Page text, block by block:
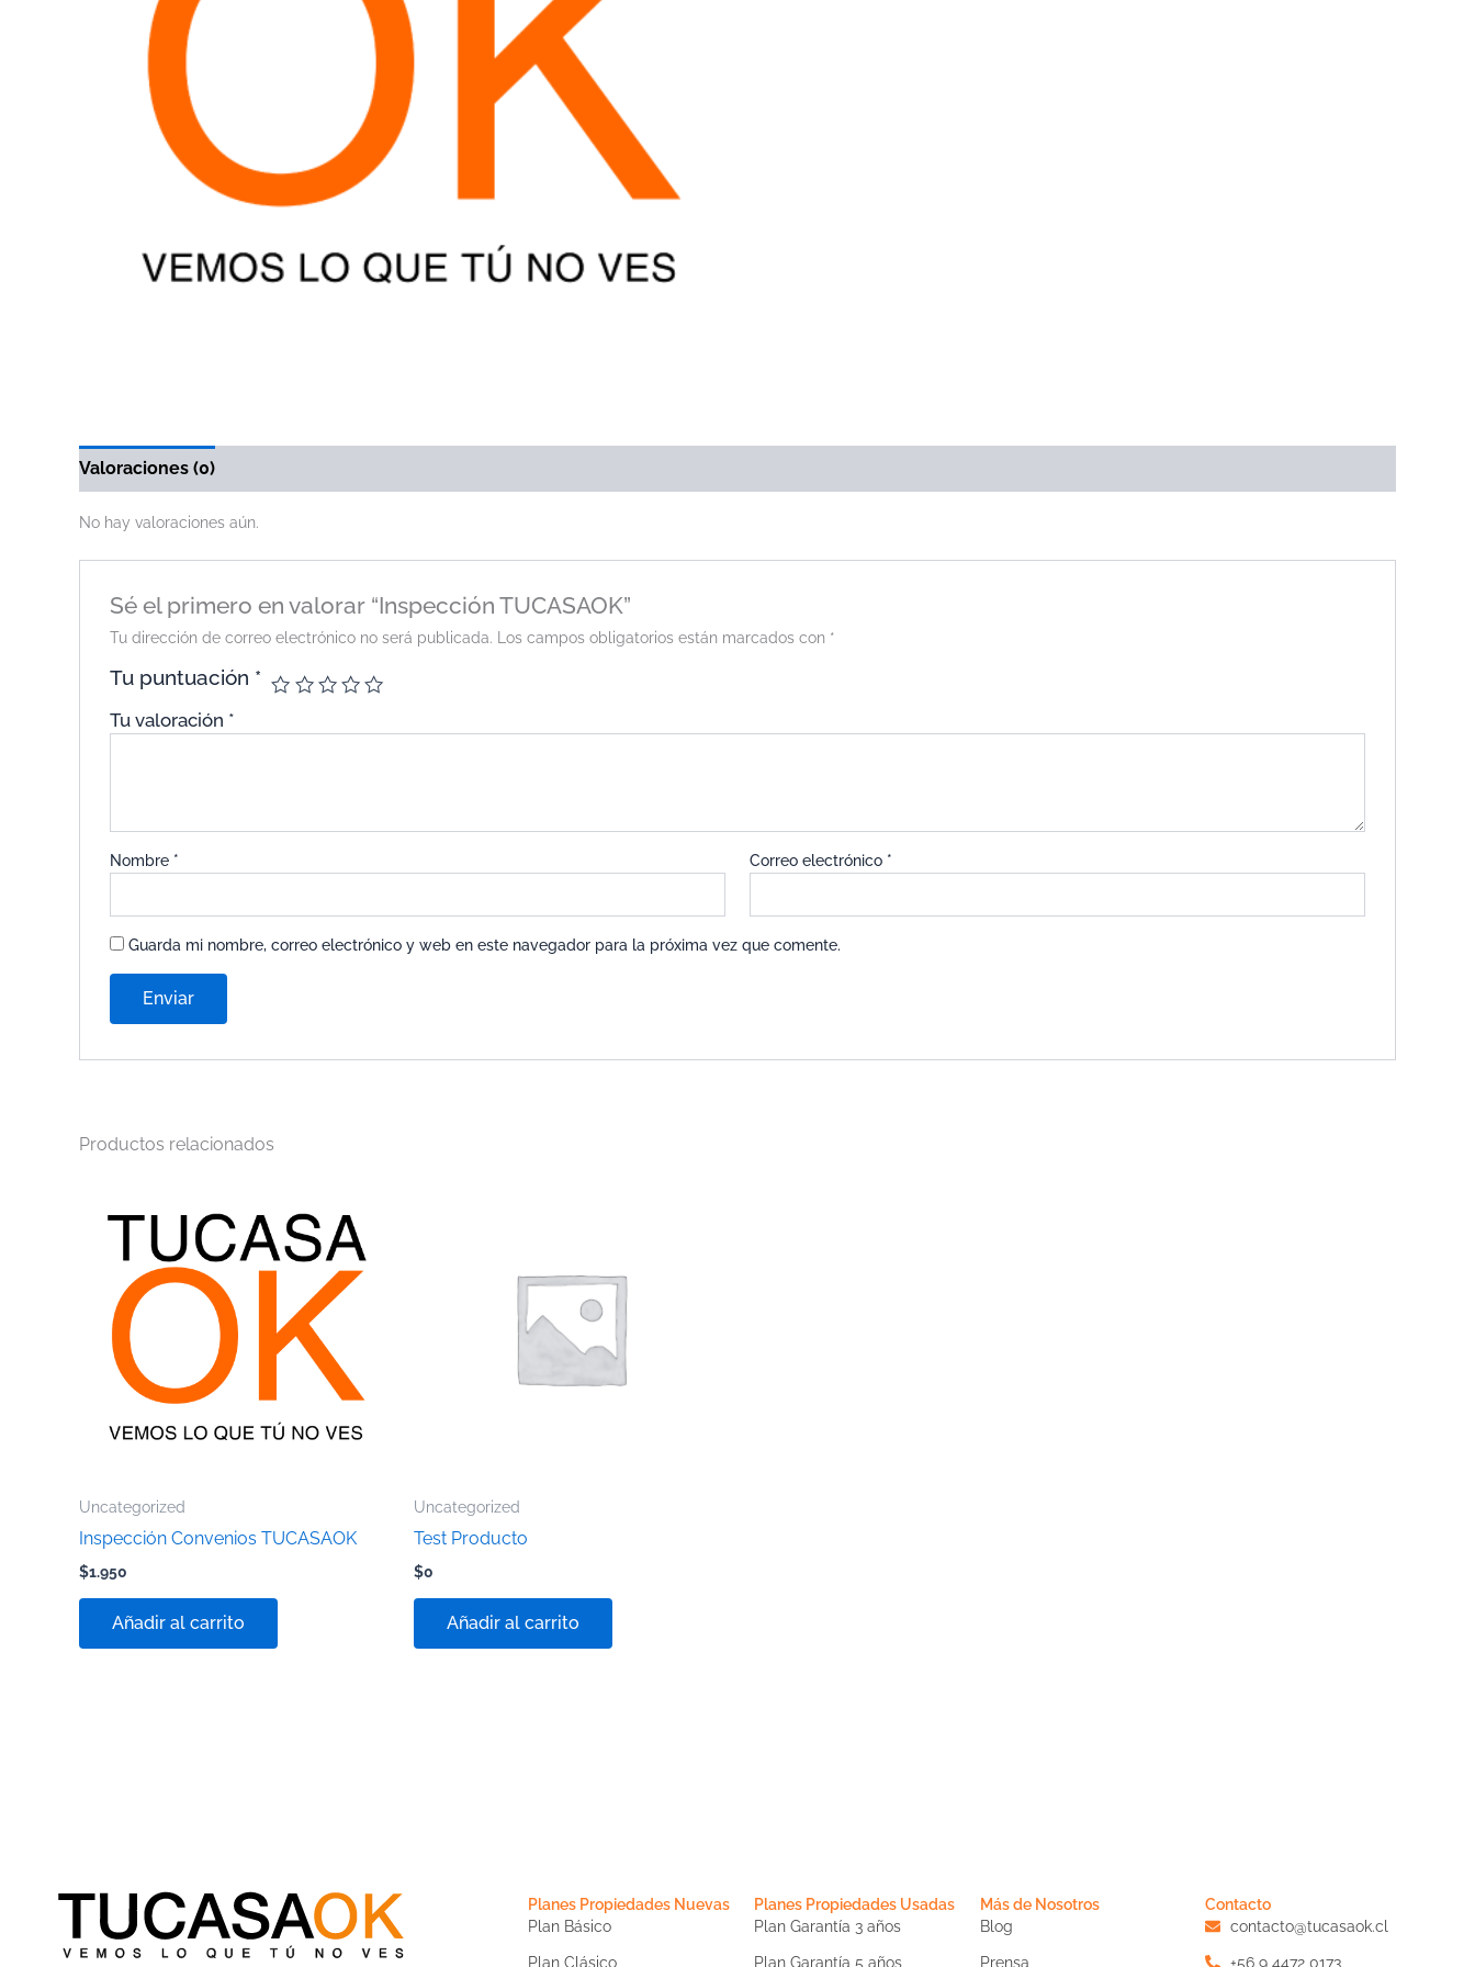
Valoraciones (0)
No hay valoraciones aún.
Sé el primero en valorar “Inspección TUCASAOK”
Tu dirección de correo electrónico no será publicada. Los campos obligatorios están marcados con *
Tu puntuación *
Tu valoración *
Nombre * Correo electrónico *
Guarda mi nombre, correo electrónico y web en este navegador para la próxima vez que comente.
Productos relacionados
Uncategorized
Inspección Convenios TUCASAOK
$1.950
Añadir al carrito
Uncategorized
Test Producto
$0
Añadir al carrito
Planes Propiedades Nuevas
Plan Básico
Plan Clásico
Planes Propiedades Usadas
Plan Garantía 3 años
Plan Garantía 5 años
Más de Nosotros
Blog
Prensa
Contacto
contacto@tucasaok.cl
+56 9 4472 0173